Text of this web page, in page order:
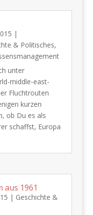
|
& Politisches,
unter
middle-east-
Fluchtrouten
kurzen
ob Du es als
schaffst, Europa
aus 1961
| Geschichte &